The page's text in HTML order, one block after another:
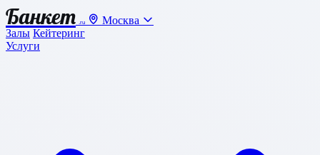
Банкет .ru
Москва
Залы Кейтеринг
Услуги